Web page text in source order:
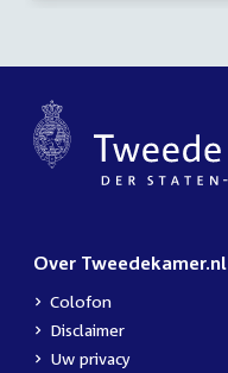
Over Tweedekamer.nl
Colofon
Disclaimer
Uw privacy